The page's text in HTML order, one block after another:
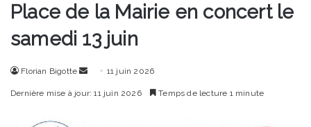
Place de la Mairie en concert le
samedi 13 juin
Florian Bigotte
Envoyer11 juin 2026
Dernière mise à jour: 11 juin 2026 Temps de lecture 1 minute